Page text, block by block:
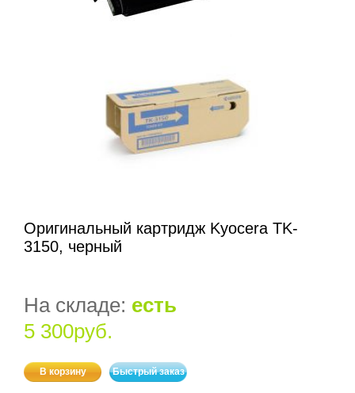
Оригинальный картридж Kyocera TK-
3150, черный
На складе: есть
5 300руб.
В корзину Быстрый заказ